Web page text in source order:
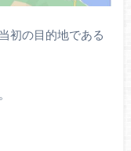
初の目的地である